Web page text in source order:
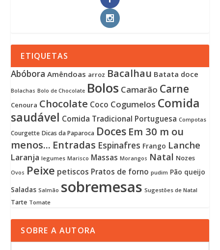
ETIQUETAS
Abóbora Amêndoas arroz Bacalhau Batata doce
Bolachas Bolo de Chocolate Bolos Camarão Carne
Cenoura Chocolate Coco Cogumelos Comida
saudável Comida Tradicional Portuguesa Compotas
Courgette Dicas da Paparoca Doces Em 30 m ou
menos... Entradas Espinafres Frango Lanche
Laranja legumes Marisco Massas Morangos Natal Nozes
Ovos Peixe petiscos Pratos de forno pudim Pão queijo
Saladas Salmão sobremesas Sugestões de Natal
Tarte Tomate
SOBRE A AUTORA